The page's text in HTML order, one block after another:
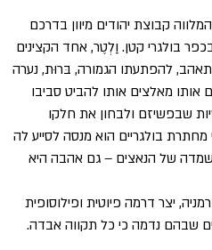
המלווה קבוצת יהודים מיוון בדרכם
בולגרי קטן. וַלְטֶר, אחד הקצינים
להפתעתו הגמורה, בּרוּת, נערה
אותו מאלצים אותו להביט סביבו
שבפשיזם ולבחון את חלקו
בולגריים הוא מנסה לסייע לה
של הנאצים – גם אהבה היא
יצר דרמה פיוטית ופילוסופית
שבהם נדמה כי כל תקווה אבדה.